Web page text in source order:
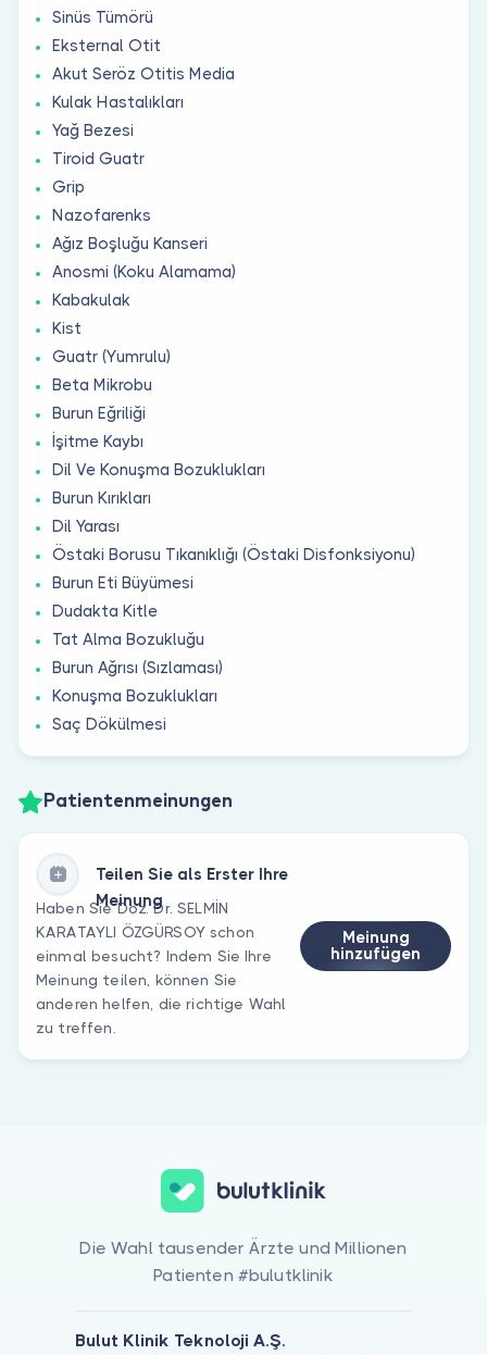
Sinüs Tümörü
Eksternal Otit
Akut Seröz Otitis Media
Kulak Hastalıkları
Yağ Bezesi
Tiroid Guatr
Grip
Nazofarenks
Ağız Boşluğu Kanseri
Anosmi (Koku Alamama)
Kabakulak
Kist
Guatr (Yumrulu)
Beta Mikrobu
Burun Eğriliği
İşitme Kaybı
Dil Ve Konuşma Bozuklukları
Burun Kırıkları
Dil Yarası
Östaki Borusu Tıkanıklığı (Östaki Disfonksiyonu)
Burun Eti Büyümesi
Dudakta Kitle
Tat Alma Bozukluğu
Burun Ağrısı (Sızlaması)
Konuşma Bozuklukları
Saç Dökülmesi
Patientenmeinungen
Teilen Sie als Erster Ihre
Meinung
Haben Sie Doz. Dr. SELMİN
KARATAYLI ÖZGÜRSOY schon
einmal besucht? Indem Sie Ihre
Meinung teilen, können Sie
anderen helfen, die richtige Wahl
zu treffen.
Meinung
hinzufügen
Die Wahl tausender Ärzte und Millionen
Patienten #bulutklinik
Bulut Klinik Teknoloji A.Ş.